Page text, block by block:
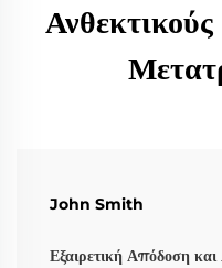
John Smith
Εξαιρετική Απόδοση και